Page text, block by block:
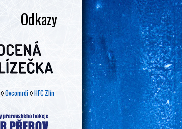
Odkazy
◊Ovcomrdi◊HFC Zlín